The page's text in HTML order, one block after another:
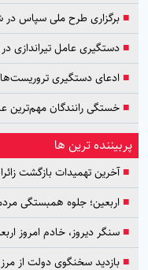
■برگزاری طرح ملی سپاس در
■دستگیری عامل تیراندازی در
■ ادعای دستگیری
■خستگی رانندگان
پربیننده ترین ها
■آخرین تهمیدات بازگشت
■ اربعین؛ جلوه همبستگی
■سنگر دیروز، خادم امروز
■بازدید سخنگوی دولت از